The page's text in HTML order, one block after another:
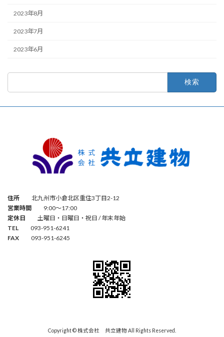
2023年8月
2023年7月
2023年6月
住所 北九州市小倉北区重住3丁目2-12
営業時間 9:00～17:00
定休日 土曜日・日曜日・祝日 / 年末年始
TEL 093-951-6241
FAX 093-951-6245
Copyright © 株式会社 共立建物 All Rights Reserved.